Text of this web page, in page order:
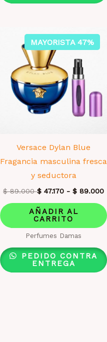
MAYORISTA 47%
Versace Dylan Blue
Fragancia masculina fresca
y seductora
$89.000 $ 47.170 - $ 89.000
AÑADIR AL
CARRITO
Perfumes Damas
PEDIDO CONTRA
ENTREGA